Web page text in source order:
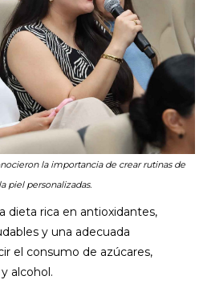
la importancia de crear rutinas de
piel personalizadas.
dieta rica en antioxidantes,
y una adecuada
el consumo de azúcares,
alcohol.